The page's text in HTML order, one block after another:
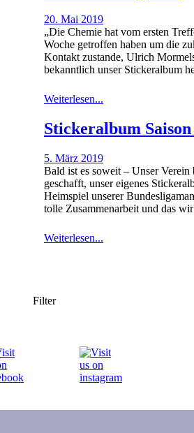
20. Mai 2019
„Die Chemie hat vom ersten
Woche getroffen haben um die
Kontakt zustande, Ulrich
bekanntlich unser Stickeralbum
Weiterlesen...
Stickeralbum Saison
5. März 2019
Bald ist es soweit – Unser
geschafft, unser eigenes
Heimspiel unserer
tolle Zusammenarbeit und das
Weiterlesen...
Filter